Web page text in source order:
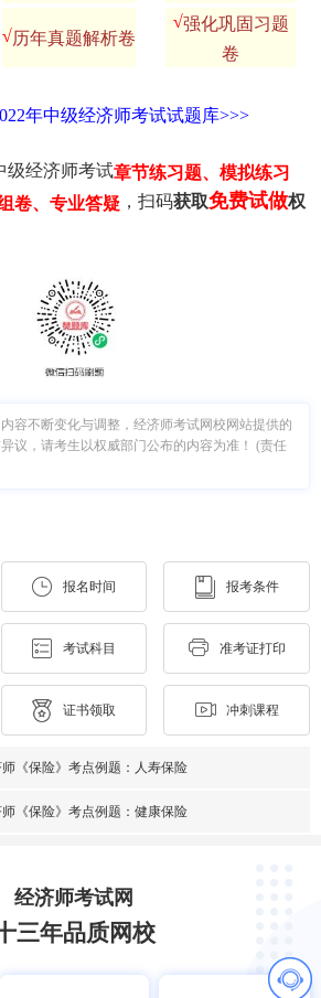
√历年真题解析卷
√强化巩固习题
卷
年中级经济师考试试题库>>>
级经济师考试章节练习题、模拟练习
卷、专业答疑 ，扫码获取免费试做权
容不断变化与调整，经济师考试网校网站提供的
议，请考生以权威部门公布的内容为准！ (责任
报名时间 报考条件
考试科目 准考证打印
证书领取 冲刺课程
《保险》考点例题：人寿保险
《保险》考点例题：健康保险
经济师考试网
三年品质网校